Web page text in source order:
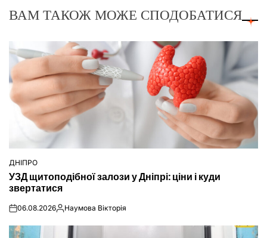
ВАМ ТАКОЖ МОЖЕ СПОДОБАТИСЯ
ОПУБЛІКУВАТИ
У
ДНІПРО
УЗД щитоподібної залози у Дніпрі: ціни і куди
звертатися
on06.08.2026Опубліковано
Наумова Вікторія